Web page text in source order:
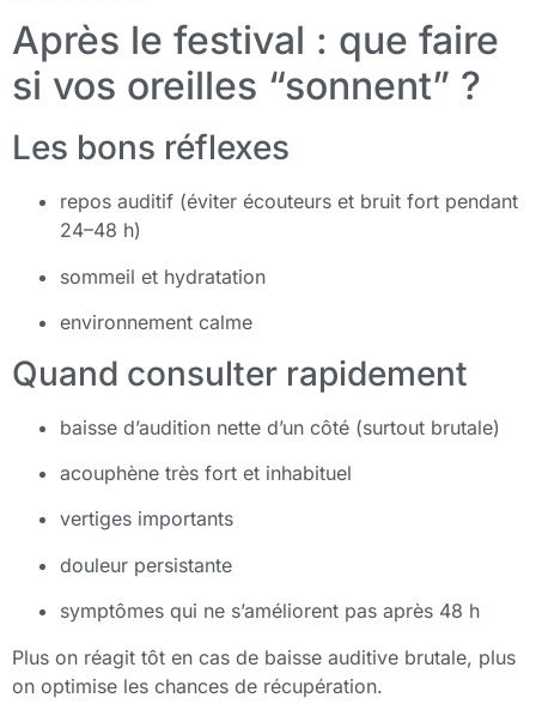
Après le festival : que faire
si vos oreilles “sonnent” ?
Les bons réflexes
repos auditif (éviter écouteurs et bruit fort pendant
24–48 h)
sommeil et hydratation
environnement calme
Quand consulter rapidement
baisse d’audition nette d’un côté (surtout brutale)
acouphène très fort et inhabituel
vertiges importants
douleur persistante
symptômes qui ne s’améliorent pas après 48 h
Plus on réagit tôt en cas de baisse auditive brutale, plus
on optimise les chances de récupération.